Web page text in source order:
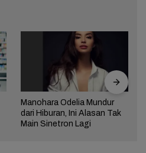
Manohara Odelia Mundur
dari Hiburan, Ini Alasan Tak
Main Sinetron Lagi